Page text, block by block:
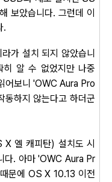
보았습니다. 그런데 이
.
가 설치 되지 않았습니
히 알 수 없었지만 나중
어보니 'OWC Aura Pro
하지 않는다고 하더군
엘 캐피탄) 설치도 시
다. 아마 'OWC Aura Pr
문에 OS X 10.13 이전